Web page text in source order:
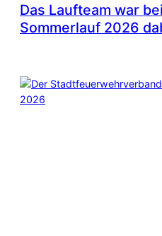
Das Laufteam war
Sommerlauf 2026